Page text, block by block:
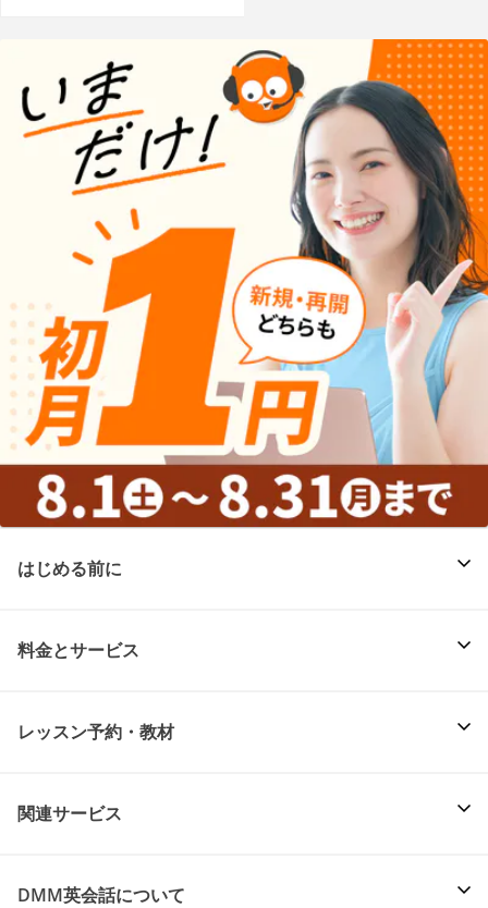
はじめる前に
料金とサービス
レッスン予約・教材
関連サービス
DMM英会話について